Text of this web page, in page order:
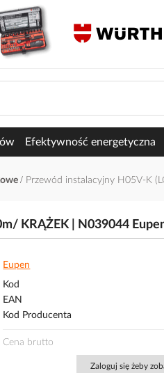
Efektywność energetyczna
Przewód instalacyjny H05V-K
KRĄŻEK | N039044
Eupen
Kod
EAN
Kod Producenta
Cena brutto
Zaloguj się żeby